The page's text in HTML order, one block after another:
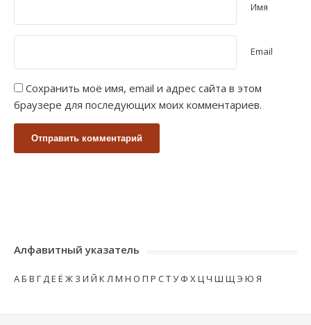
Имя
Email
Сохранить моё имя, email и адрес сайта в этом
браузере для последующих моих комментариев.
Алфавитный указатель
АБ В ГДЕ Ё Ж З И Й КЛ М Н О П Р СТУ Ф ХЦЧ Ш Щ Э Ю Я